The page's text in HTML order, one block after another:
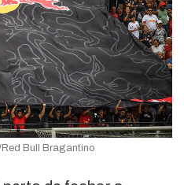
Bull Bragantino